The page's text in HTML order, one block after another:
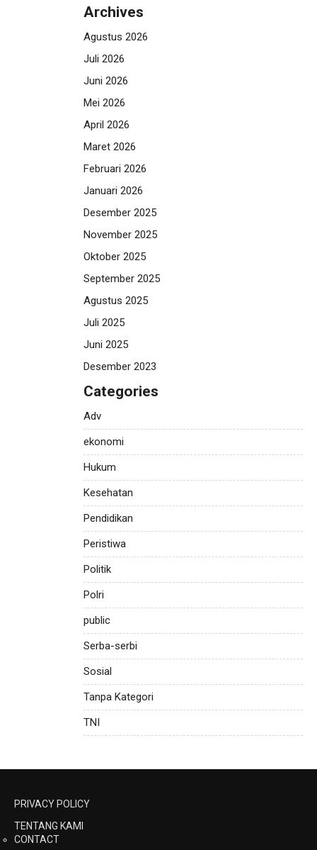
Archives
Agustus 2026
Juli 2026
Juni 2026
Mei 2026
April 2026
Maret 2026
Februari 2026
Januari 2026
Desember 2025
November 2025
Oktober 2025
September 2025
Agustus 2025
Juli 2025
Juni 2025
Desember 2023
Categories
Adv
ekonomi
Hukum
Kesehatan
Pendidikan
Peristiwa
Politik
Polri
public
Serba-serbi
Sosial
Tanpa Kategori
TNI
PRIVACY POLICY
TENTANG KAMI
CONTACT